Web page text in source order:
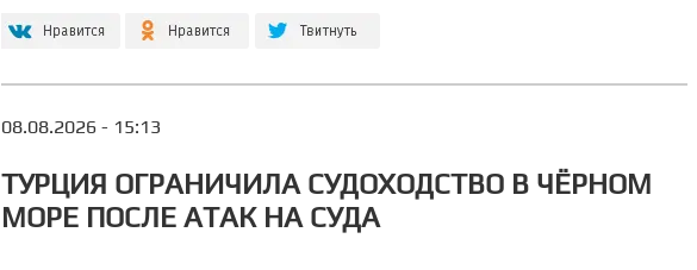
08.08.2026 - 15:13
ТУРЦИЯ ОГРАНИЧИЛА СУДОХОДСТВО В ЧЁРНОМ
МОРЕ ПОСЛЕ АТАК НА СУДА